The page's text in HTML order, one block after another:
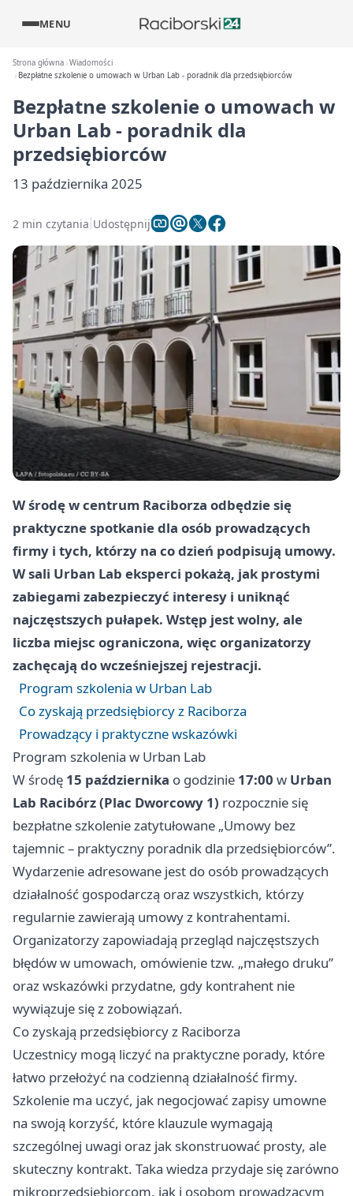
MENU
Strona główna Wiadomości
Bezpłatne szkolenie o umowach w Urban Lab - poradnik dla przedsiębiorców
Bezpłatne szkolenie o umowach w
Urban Lab - poradnik dla
przedsiębiorców
13 października 2025
2 min czytania Udostępnij
W środę w centrum Raciborza odbędzie się
praktyczne spotkanie dla osób prowadzących
firmy i tych, którzy na co dzień podpisują umowy.
W sali Urban Lab eksperci pokażą, jak prostymi
zabiegami zabezpieczyć interesy i uniknąć
najczęstszych pułapek. Wstęp jest wolny, ale
liczba miejsc ograniczona, więc organizatorzy
zachęcają do wcześniejszej rejestracji.
Program szkolenia w Urban Lab
Co zyskają przedsiębiorcy z Raciborza
Prowadzący i praktyczne wskazówki
Program szkolenia w Urban Lab
W środę 15 października o godzinie 17:00 w Urban
Lab Racibórz (Plac Dworcowy 1) rozpocznie się
bezpłatne szkolenie zatytułowane „Umowy bez
tajemnic – praktyczny poradnik dla przedsiębiorców”.
Wydarzenie adresowane jest do osób prowadzących
działalność gospodarczą oraz wszystkich, którzy
regularnie zawierają umowy z kontrahentami.
Organizatorzy zapowiadają przegląd najczęstszych
błędów w umowach, omówienie tzw. „małego druku”
oraz wskazówki przydatne, gdy kontrahent nie
wywiązuje się z zobowiązań.
Co zyskają przedsiębiorcy z Raciborza
Uczestnicy mogą liczyć na praktyczne porady, które
łatwo przełożyć na codzienną działalność firmy.
Szkolenie ma uczyć, jak negocjować zapisy umowne
na swoją korzyść, które klauzule wymagają
szczególnej uwagi oraz jak skonstruować prosty, ale
skuteczny kontrakt. Taka wiedza przydaje się zarówno
mikroprzedsiębiorcom, jak i osobom prowadzącym